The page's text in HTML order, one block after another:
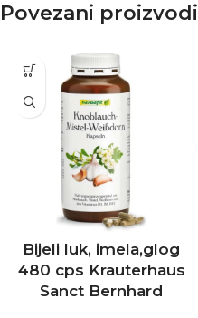
Povezani proizvodi
Bijeli luk, imela,glog
480 cps Krauterhaus
Sanct Bernhard